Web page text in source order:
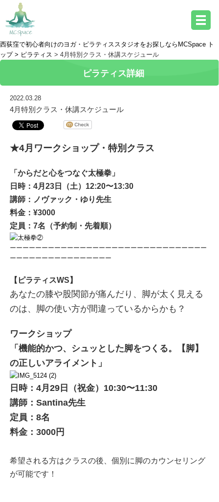
西荻窪で初心者向けのヨガ・ピラティススタジオをお探しならMCSpace ト
ップ > ピラティス > 4月特別クラス・休講スケジュール
ピラティス詳細
2022.03.28
4月特別クラス・休講スケジュール
★4月ワークショップ・特別クラス
「からだと心をつなぐ太極拳」
日時：4月23日（土）12:20〜13:30
講師：ノヴァック・ゆり先生
料金：¥3000
定員：7名（予約制・先着順）
ーーーーーーーーーーーーーーーーーーーーーーーーーーーーーーー
ーーーーーーーーーーーーーーーー
【ピラティスWS 】
あなたの膝や股関節が痛んだり、脚が太く見える
のは、脚の使い方が間違っているからかも？
ワークショップ
「機能的かつ、シュッとした脚をつくる。
【脚】
の正しいアライメント」
日時：4月29日（祝金）10:30〜11:30
講師：Santina先生
定員：8名
料金：3000円
希望される方はクラスの後、個別に脚のカウンセリング
が可能です！